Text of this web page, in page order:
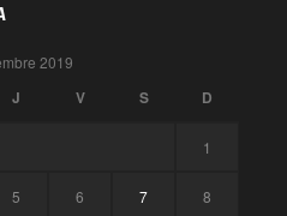
2019
J V S D
1
5 6 7 8